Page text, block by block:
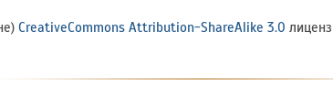
CreativeCommons Attribution-ShareAlike 3.0